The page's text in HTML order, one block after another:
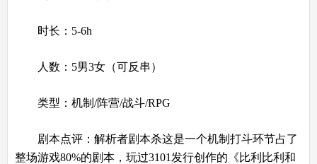
时长：5-6h
人数：5男3女（可反串）
类型：机制/阵营/战斗/RPG
剧本点评：解析者剧本杀这是一个机制打斗环节占了
整场游戏80%的剧本，玩过3101发行创作的《比利比利和